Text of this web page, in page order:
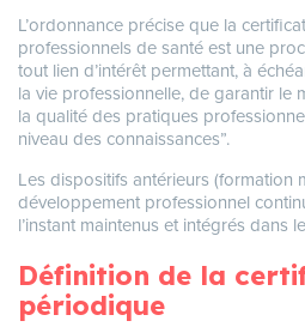
L’ordonnance précise que la
professionnels de santé est une
tout lien d’intérêt permettant, à
la vie professionnelle, de garantir le
la qualité des pratiques
niveau des connaissances”.
Les dispositifs antérieurs (formation
développement professionnel
l’instant maintenus et intégrés dans
Définition de la
périodique